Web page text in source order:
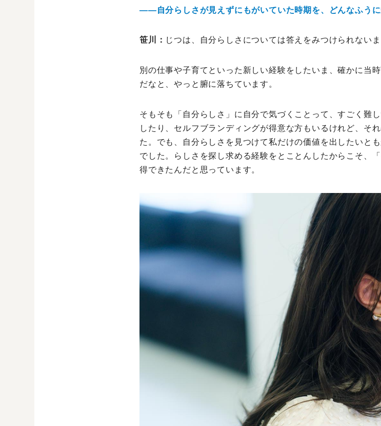
――自分らしさが見えずにもがいていた時期を、どんなふうに
笹川： じつは、自分らしさについては答えをみつけられない
別の仕事や子育てといった新しい経験をしたいま、確かに当
だなと、やっと腑に落ちています。
そもそも「自分らしさ」に自分で気づくことって、すごく難
したり、セルフブランディングが得意な方もいるけれど、そ
た。でも、自分らしさを見つけて私だけの価値を出したいと
でした。らしさを探し求める経験をとことんしたからこそ、
得できたんだと思っています。